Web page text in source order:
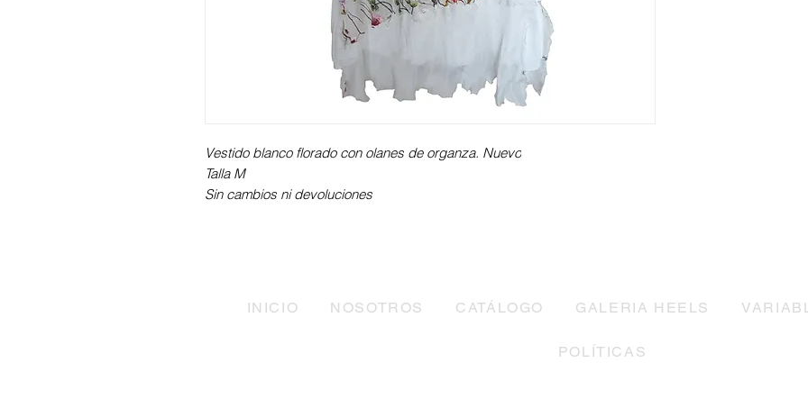
Vestido blanco florado con olanes de organza. Nuevo
Talla M
Sin cambios ni devoluciones
INICIO NOSOTROS CATÁLOGO GALERIA HEELS
POLÍTICAS